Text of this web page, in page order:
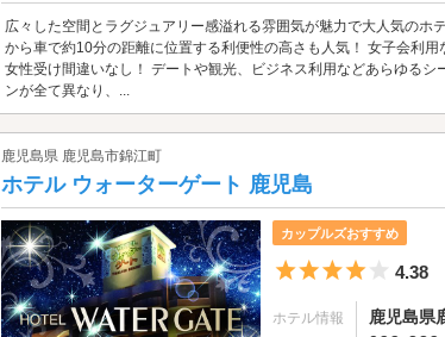
広々した空間とラグジュアリー感溢れる雰囲気が魅力で大人気の
から車で約10分の距離に位置する利便性の高さも人気！ 女子会利
女性受け間違いなし！ デートや観光、ビジネス利用などあらゆる
ンが全て異なり、...
鹿児島県 鹿児島市錦江町
ホテル ウォーターゲート 鹿児島
カップルズおすすめ
5つ星
4.38
ホテル情報
鹿児島県